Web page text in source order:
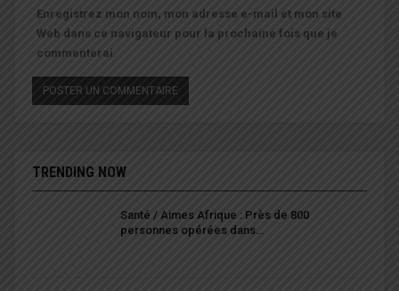
Enregistrez mon nom, mon adresse e-mail et mon site
Web dans ce navigateur pour la prochaine fois que je
commenterai.
TRENDING NOW
Santé / Aimes Afrique : Près de 800
personnes opérées dans…